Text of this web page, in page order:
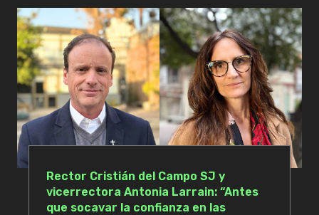
Rector Cristián del Campo SJ y
vicerrectora Antonia Larrain: “Antes
que socavar la confianza en las